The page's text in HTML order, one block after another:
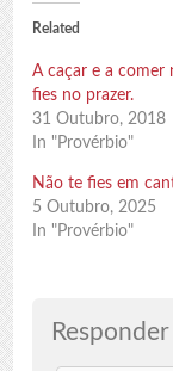
Related
A caçar e a comer
fies no prazer.
31 Outubro, 2018
In "Provérbio"
Não te fies em
5 Outubro, 2025
In "Provérbio"
Responder